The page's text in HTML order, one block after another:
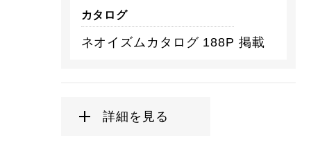
カタログ
ネオイズムカタログ 188P 掲載
詳細を見る